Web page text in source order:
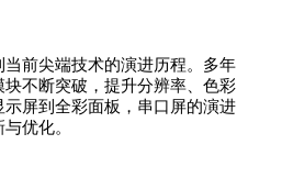
当前尖端技术的演进历程。多年
不断突破，提升分辨率、色彩
屏到全彩面板，串口屏的演进
优化。